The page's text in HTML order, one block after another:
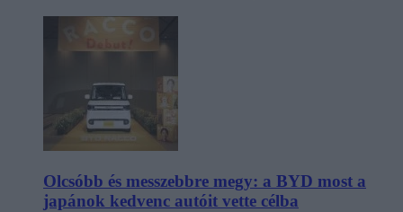
Olcsóbb és messzebbre megy: a BYD most a
japánok kedvenc autóit vette célba